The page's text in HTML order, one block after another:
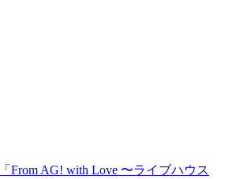
From AG! with Love 〜ライブハウス